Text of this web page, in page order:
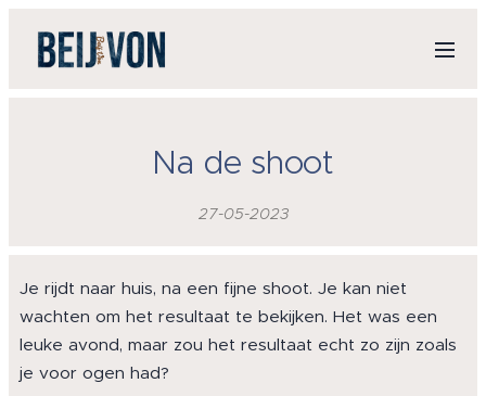
Na de shoot
27-05-2023
Je rijdt naar huis, na een fijne shoot. Je kan niet
wachten om het resultaat te bekijken. Het was een
leuke avond, maar zou het resultaat echt zo zijn zoals
je voor ogen had?